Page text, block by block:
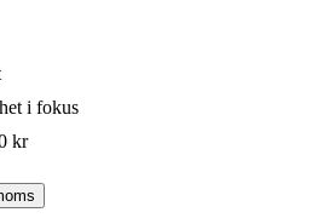
i fokus
kr